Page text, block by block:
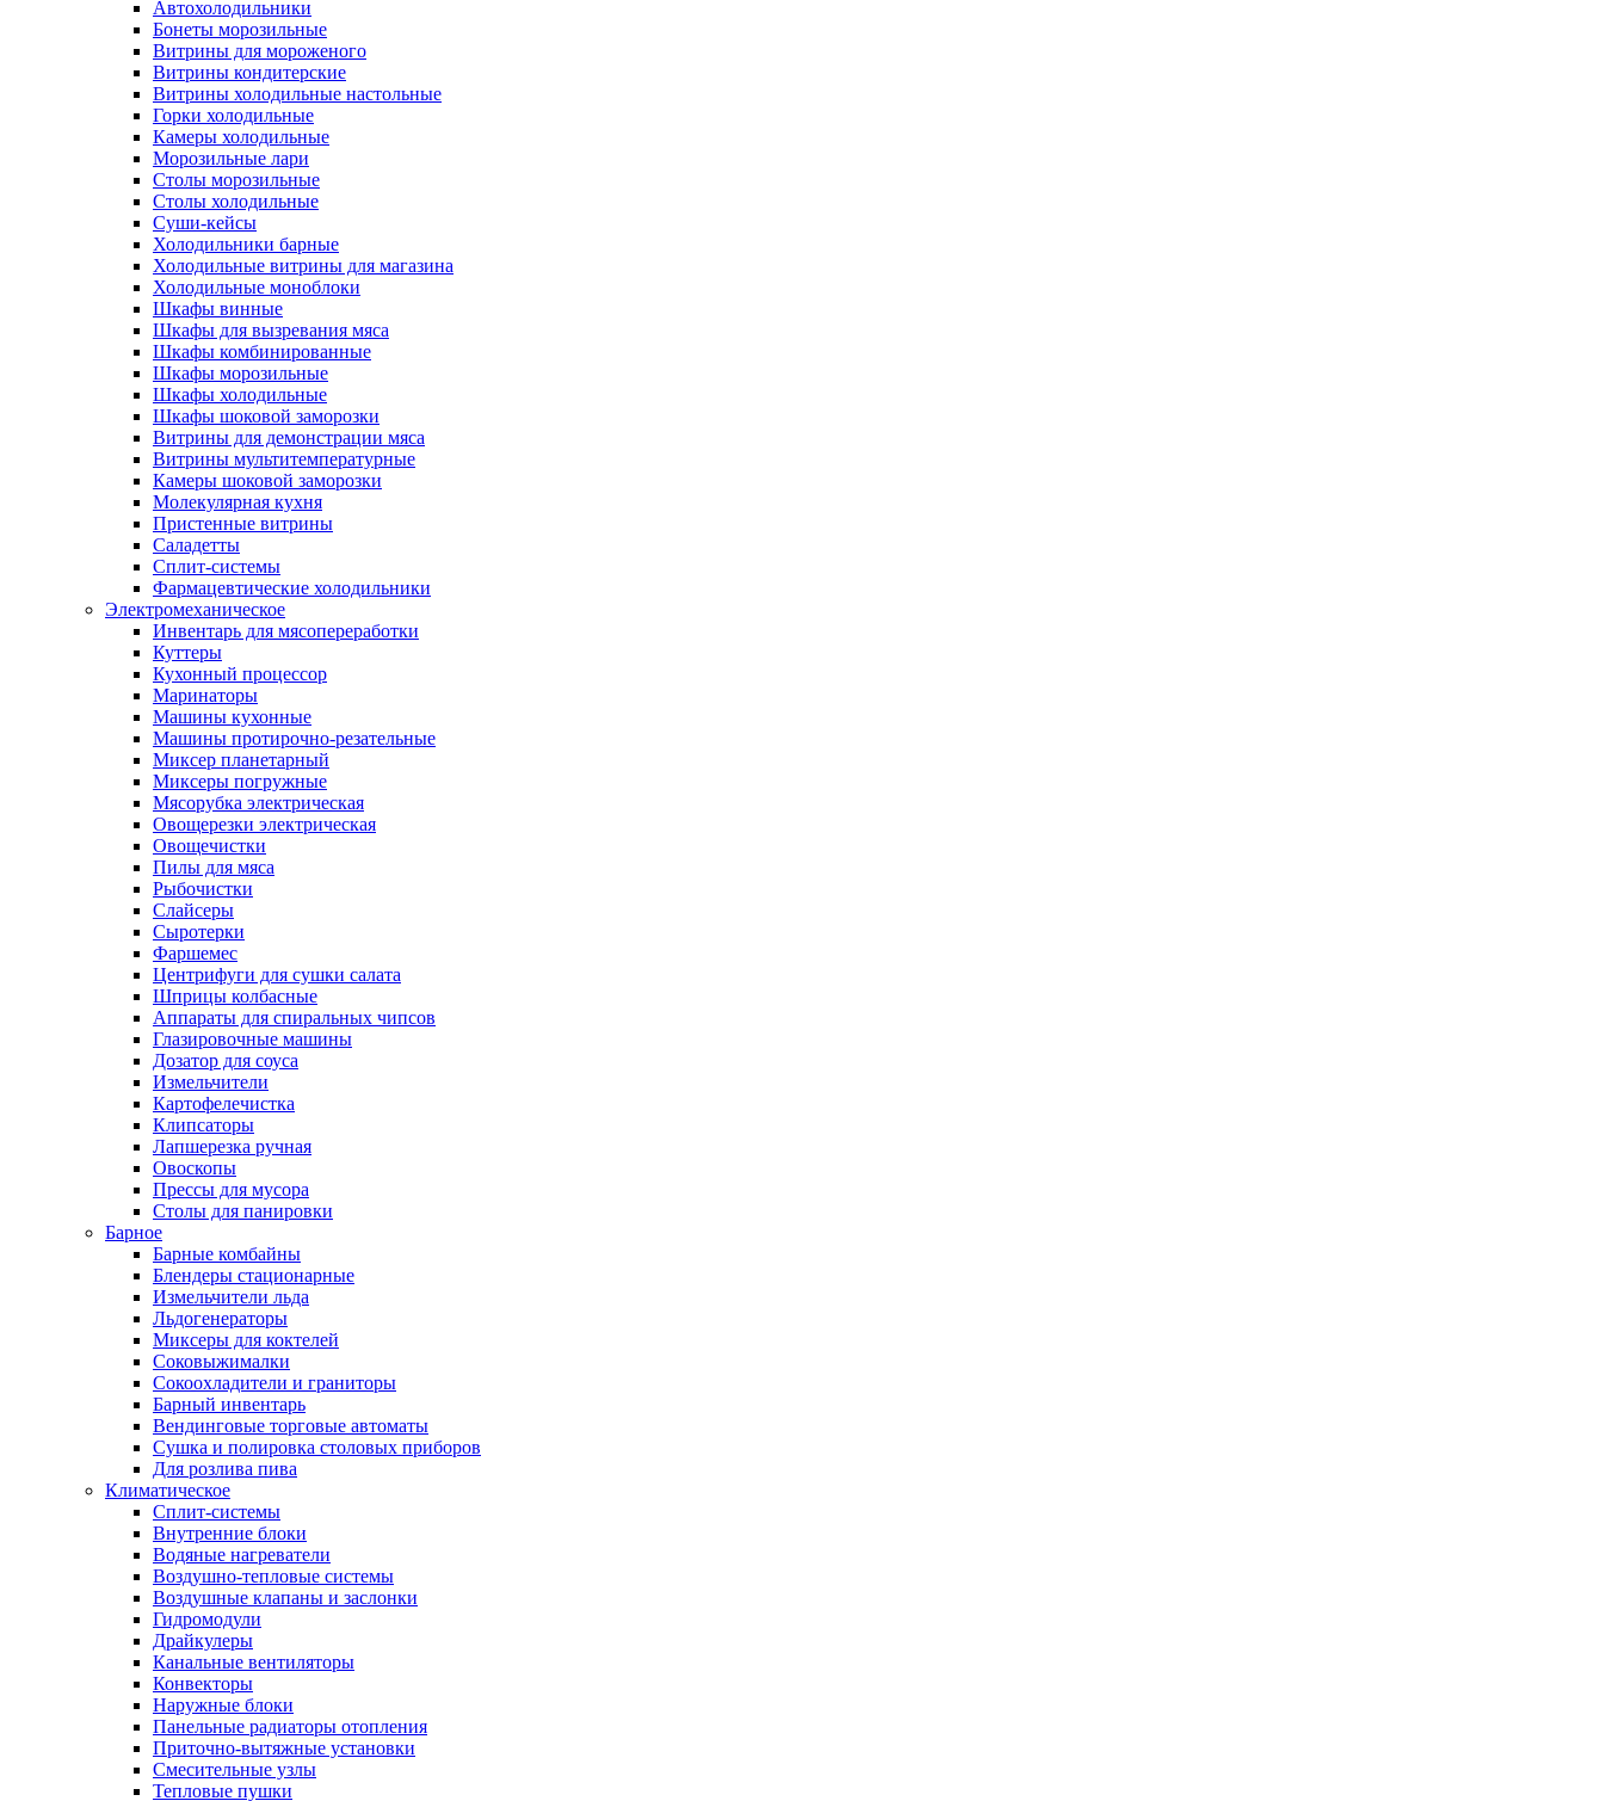
Автохолодильники
Бонеты морозильные
Витрины для мороженого
Витрины кондитерские
Витрины холодильные настольные
Горки холодильные
Камеры холодильные
Морозильные лари
Столы морозильные
Столы холодильные
Суши-кейсы
Холодильники барные
Холодильные витрины для магазина
Холодильные моноблоки
Шкафы винные
Шкафы для вызревания мяса
Шкафы комбинированные
Шкафы морозильные
Шкафы холодильные
Шкафы шоковой заморозки
Витрины для демонстрации мяса
Витрины мультитемпературные
Камеры шоковой заморозки
Молекулярная кухня
Пристенные витрины
Саладетты
Сплит-системы
Фармацевтические холодильники
Электромеханическое
Инвентарь для мясопереработки
Куттеры
Кухонный процессор
Маринаторы
Машины кухонные
Машины протирочно-резательные
Миксер планетарный
Миксеры погружные
Мясорубка электрическая
Овощерезки электрическая
Овощечистки
Пилы для мяса
Рыбочистки
Слайсеры
Сыротерки
Фаршемес
Центрифуги для сушки салата
Шприцы колбасные
Аппараты для спиральных чипсов
Глазировочные машины
Дозатор для соуса
Измельчители
Картофелечистка
Клипсаторы
Лапшерезка ручная
Овоскопы
Прессы для мусора
Столы для панировки
Барное
Барные комбайны
Блендеры стационарные
Измельчители льда
Льдогенераторы
Миксеры для коктелей
Соковыжималки
Сокоохладители и граниторы
Барный инвентарь
Вендинговые торговые автоматы
Сушка и полировка столовых приборов
Для розлива пива
Климатическое
Сплит-системы
Внутренние блоки
Водяные нагреватели
Воздушно-тепловые системы
Воздушные клапаны и заслонки
Гидромодули
Драйкулеры
Канальные вентиляторы
Конвекторы
Наружные блоки
Панельные радиаторы отопления
Приточно-вытяжные установки
Смесительные узлы
Тепловые пушки